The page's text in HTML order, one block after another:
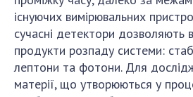
існуючих вимірювальних
сучасні детектори дозволяють
продукти розпаду системи:
лептони та фотони. Для
матерії, що утворюються у